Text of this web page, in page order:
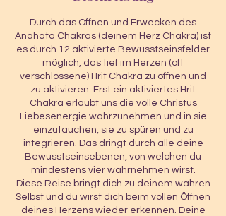
n
a
Durch das Öffnen und Erwecken des
Anahata Chakras (deinem Herz Chakra) ist
es durch 12 aktivierte Bewusstseinsfelder
möglich, das tief im Herzen (oft
verschlossene) Hrit Chakra zu öffnen und
zu aktivieren. Erst ein aktiviertes Hrit
Chakra erlaubt uns die volle Christus
Liebesenergie wahrzunehmen und in sie
einzutauchen, sie zu spüren und zu
integrieren. Das dringt durch alle deine
Bewusstseinsebenen, von welchen du
mindestens vier wahrnehmen wirst.
Diese Reise bringt dich zu deinem wahren
Selbst und du wirst dich beim vollen Öffnen
deines Herzens wieder erkennen. Deine